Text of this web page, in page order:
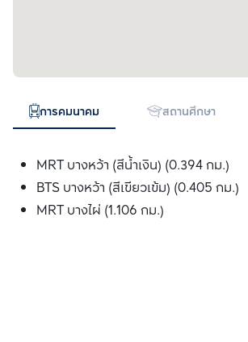
การคมนาคม สถานศึกษา
MRT บางหว้า (สีน้ำเงิน) (0.394 กม.)
BTS บางหว้า (สีเขียวเข้ม) (0.405 กม.)
MRT บางไผ่ (1.106 กม.)